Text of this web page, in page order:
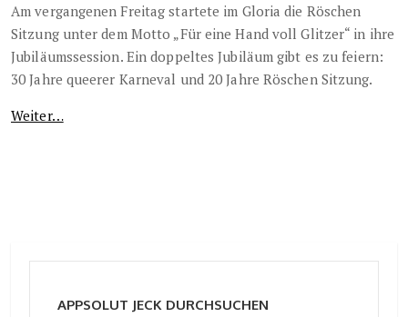
Am vergangenen Freitag startete im Gloria die Röschen
Sitzung unter dem Motto „Für eine Hand voll Glitzer“ in ihre
Jubiläumssession. Ein doppeltes Jubiläum gibt es zu feiern:
30 Jahre queerer Karneval und 20 Jahre Röschen Sitzung.
Weiter…
APPSOLUT JECK DURCHSUCHEN